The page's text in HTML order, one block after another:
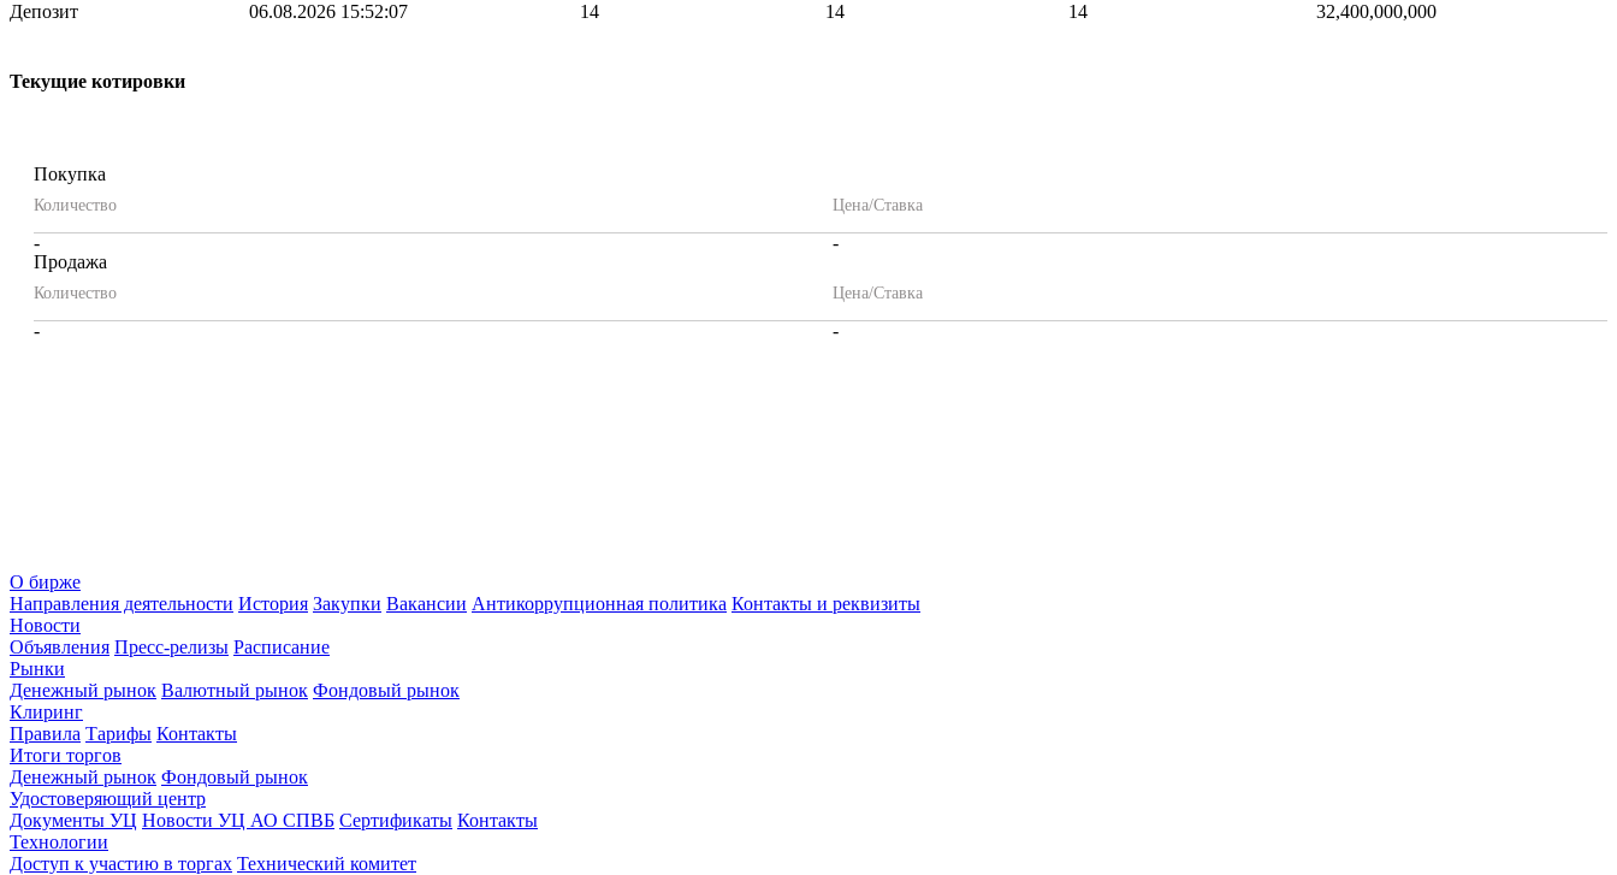
Депозит 06.08.2026 15:52:07 14 14 14 32,400,000,000
Текущие котировки
Покупка
Количество Цена/Ставка
-
-
Продажа
Количество Цена/Ставка
- -
О бирже
Направления деятельности История Закупки Вакансии Антикоррупционная политика Контакты и реквизиты
Новости
Объявления Пресс-релизы Расписание
Рынки
Денежный рынок Валютный рынок Фондовый рынок
Клиринг
Правила Тарифы Контакты
Итоги торгов
Денежный рынок Фондовый рынок
Удостоверяющий центр
Документы УЦ Новости УЦ АО СПВБ Сертификаты Контакты
Технологии
Доступ к участию в торгах Технический комитет